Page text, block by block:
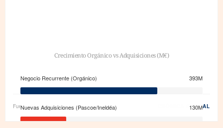
Alemania (Líder) 28%
Italia 24%
Crecimiento Orgánico vs Adquisiciones (M€)
Negocio Recurrente (Orgánico) 393M
Nuevas Adquisiciones (Pascoe/Ineldéa) 130M
Fuente: Datos financieros Uriach 2024-2025 CRÓNICA GLOBAL